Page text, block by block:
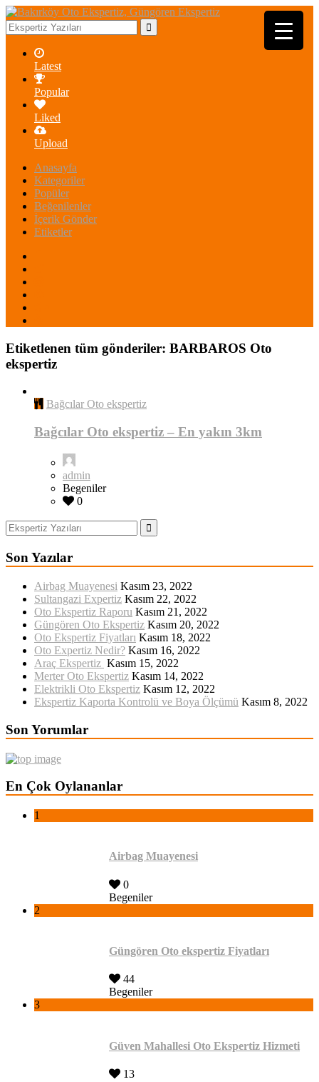
Latest
Popular
Liked
Upload
Anasayfa
Kategoriler
Popüler
Beğenilenler
İçerik Gönder
Etiketler
Etiketlenen tüm gönderiler: BARBAROS Oto
ekspertiz
Bağcılar Oto ekspertiz
Bağcılar Oto ekspertiz – En yakın 3km
admin
Begeniler
0
Son Yazılar
Airbag Muayenesi Kasım 23, 2022
Sultangazi Expertiz Kasım 22, 2022
Oto Ekspertiz Raporu Kasım 21, 2022
Güngören Oto Ekspertiz Kasım 20, 2022
Oto Ekspertiz Fiyatları Kasım 18, 2022
Oto Expertiz Nedir? Kasım 16, 2022
Araç Ekspertiz Kasım 15, 2022
Merter Oto Ekspertiz Kasım 14, 2022
Elektrikli Oto Ekspertiz Kasım 12, 2022
Ekspertiz Kaporta Kontrolü ve Boya Ölçümü Kasım 8, 2022
Son Yorumlar
En Çok Oylananlar
1
Airbag Muayenesi
0
Begeniler
2
Güngören Oto ekspertiz Fiyatları
44
Begeniler
3
Güven Mahallesi Oto Ekspertiz Hizmeti
13